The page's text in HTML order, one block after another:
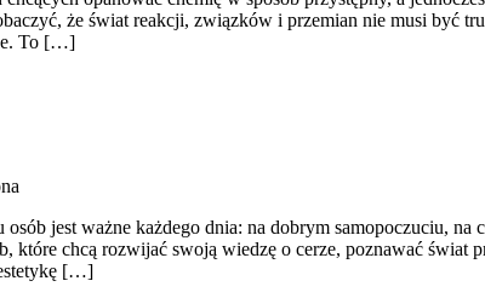
że świat reakcji, związków i przemian nie musi być
To […]
jest ważne każdego dnia: na dobrym samopoczuciu, na
które chcą rozwijać swoją wiedzę o cerze, poznawać świat
[…]